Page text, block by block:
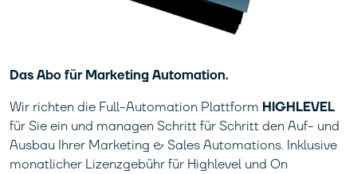
Das Abo für Marketing Automation.
Wir richten die Full-Automation Plattform HIGHLEVEL
für Sie ein und managen Schritt für Schritt den Auf- und
Ausbau Ihrer Marketing & Sales Automations. Inklusive
monatlicher Lizenzgebühr für Highlevel und On